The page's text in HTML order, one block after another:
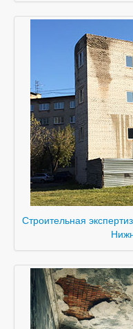
Строительная